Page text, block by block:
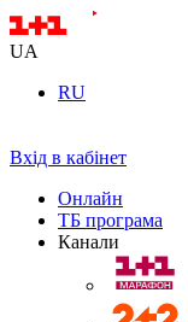
UA
RU
Вхід в кабінет
Онлайн
ТБ програма
Канали